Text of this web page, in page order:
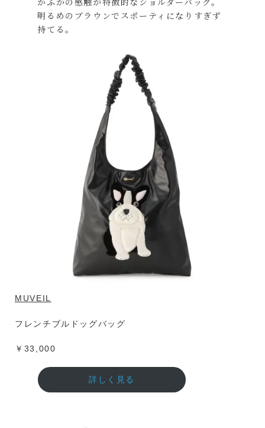
明るめのブラウンでスポーティになりすぎず
持てる。
MUVEIL
フレンチブルドッグバッグ
￥33,000
詳しく見る